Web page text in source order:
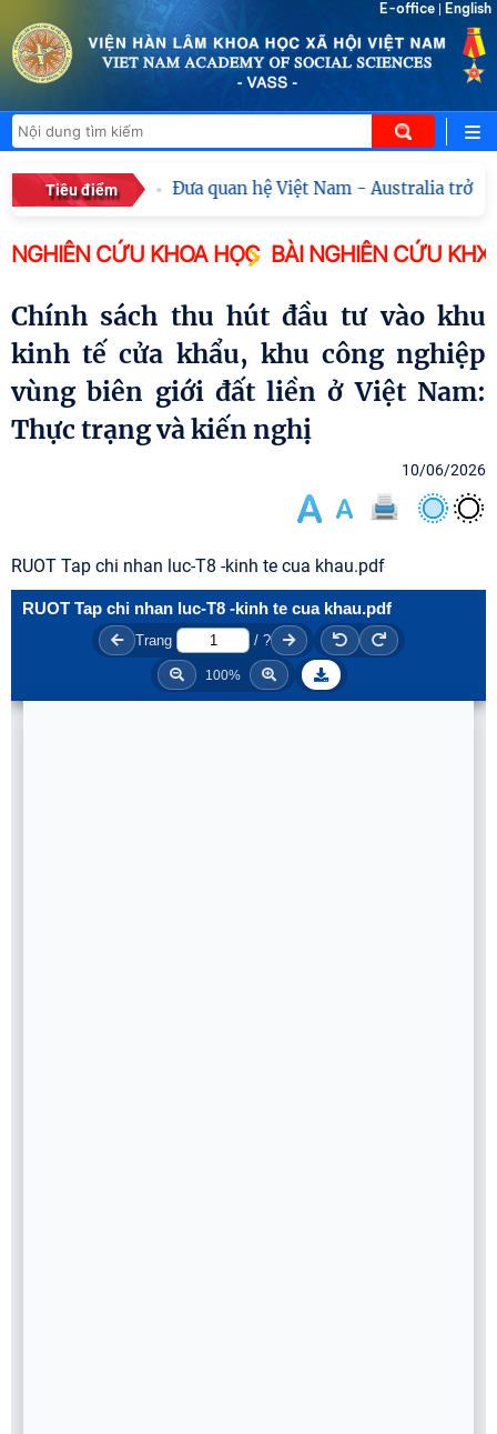
E-office English
Tiêu điểm
tiễn" Đưa quan hệ Việt Nam - Australia trở
NGHIÊN CỨU KHOA HỌC BÀI NGHIÊN CỨU
Chính sách thu hút đầu tư vào khu
kinh tế cửa khẩu, khu công nghiệp
vùng biên giới đất liền ở Việt Nam:
Thực trạng và kiến nghị
10/06/2026
RUOT Tap chi nhan luc-T8 -kinh te cua khau.pdf